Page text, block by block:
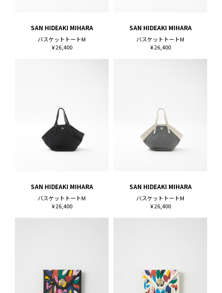
SAN HIDEAKI MIHARA
バスケットトートM
¥ 26,400
SAN HIDEAKI MIHARA
バスケットトートM
¥ 26,400
SAN HIDEAKI MIHARA
バスケットトートM
¥ 26,400
SAN HIDEAKI MIHARA
バスケットトートM
¥ 26,400